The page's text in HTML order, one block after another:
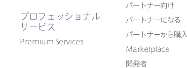
プロフェッショナル
サービス
Premium Services
パートナー向け
パートナーに​なる
パートナーから​購入
Marketplace
開発者